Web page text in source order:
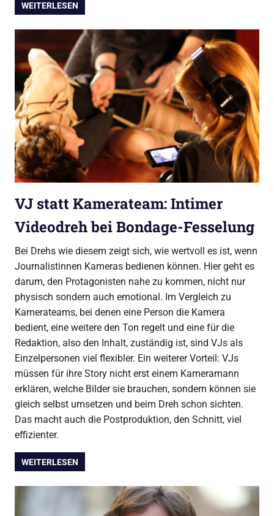
WEITERLESEN
VJ statt Kamerateam: Intimer
Videodreh bei Bondage-Fesselung
Bei Drehs wie diesem zeigt sich, wie wertvoll es ist, wenn
Journalistinnen Kameras bedienen können. Hier geht es
darum, den Protagonisten nahe zu kommen, nicht nur
physisch sondern auch emotional. Im Vergleich zu
Kamerateams, bei denen eine Person die Kamera
bedient, eine weitere den Ton regelt und eine für die
Redaktion, also den Inhalt, zuständig ist, sind VJs als
Einzelpersonen viel flexibler. Ein weiterer Vorteil: VJs
müssen für ihre Story nicht erst einem Kameramann
erklären, welche Bilder sie brauchen, sondern können sie
gleich selbst umsetzen und beim Dreh schon sichten.
Das macht auch die Postproduktion, den Schnitt, viel
effizienter.
WEITERLESEN